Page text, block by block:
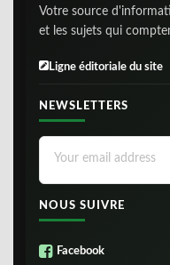
Votre source
et les sujets qui
Ligne éditoriale du site
NEWSLETTERS
NOUS SUIVRE
Facebook